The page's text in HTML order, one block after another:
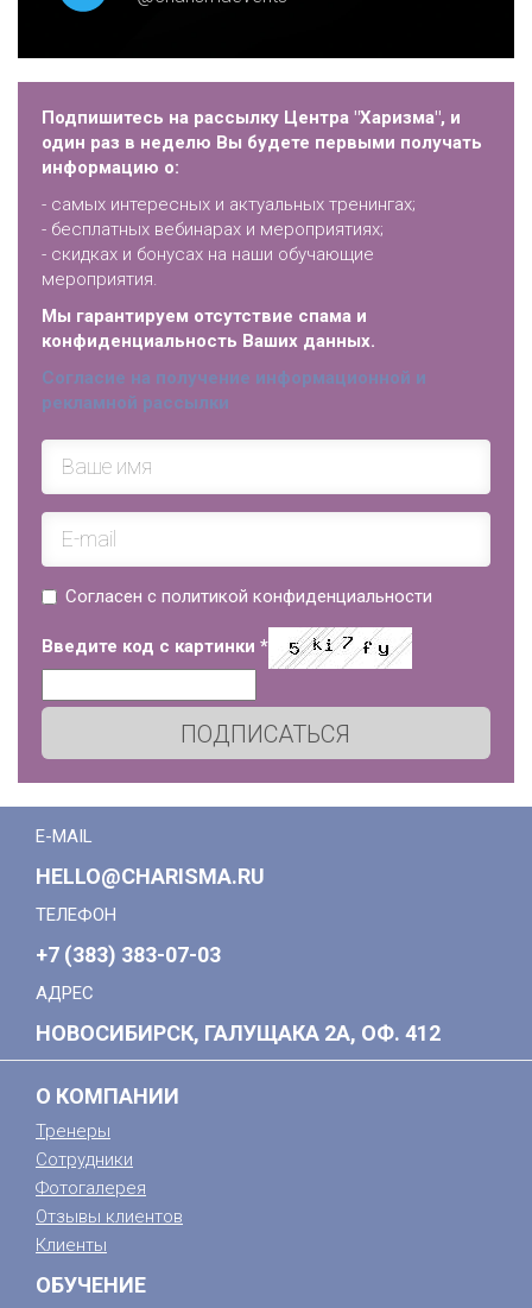
Подпишитесь на рассылку Центра "Харизма", и
один раз в неделю Вы будете первыми получать
информацию о:
- самых интересных и актуальных тренингах;
- бесплатных вебинарах и мероприятиях;
- скидках и бонусах на наши обучающие
мероприятия.
Мы гарантируем отсутствие спама и
конфиденциальность Ваших данных.
Согласие на получение информационной и
рекламной рассылки
Согласен с политикой конфиденциальности
Введите код с картинки *
ПОДПИСАТЬСЯ
E-MAIL
HELLO@CHARISMA.RU
ТЕЛЕФОН
+7 (383) 383-07-03
АДРЕС
НОВОСИБИРСК, ГАЛУЩАКА 2А, ОФ. 412
О КОМПАНИИ
Тренеры
Сотрудники
Фотогалерея
Отзывы клиентов
Клиенты
ОБУЧЕНИЕ